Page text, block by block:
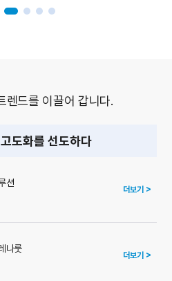
렌드를 이끌어 갑니다.
하다